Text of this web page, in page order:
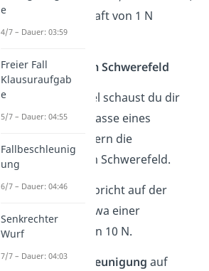
musst du eine Kraft von 1 N
aufbringen.
Gewichtskraft im Schwerefeld
In diesem Beispiel schaust du dir
nicht mehr die Masse eines
Objekts an, sondern die
Gewichtskraft
im Schwerefeld.
Merke:1 kg entspricht auf der
Erdoberfläche etwa einer
Gewichtskraft von 10 N.
Da dieErdbeschleunigung auf
e
4/7 – Dauer: 03:59
Freier Fall
Klausuraufgab
e
5/7 – Dauer: 04:55
Fallbeschleunig
ung
6/7 – Dauer: 04:46
Senkrechter
Wurf
7/7 – Dauer: 04:03